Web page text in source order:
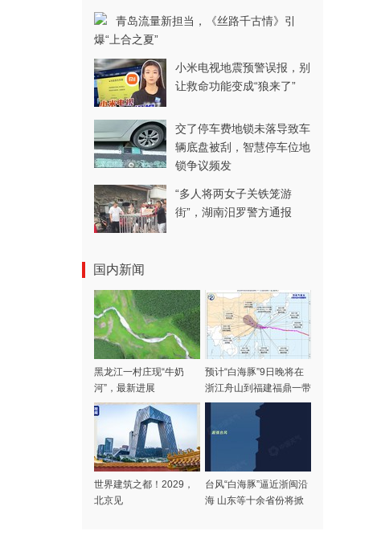
青岛流量新担当，《丝路千古情》引
爆“上合之夏”
小米电视地震预警误报，别
让救命功能变成“狼来了”
交了停车费地锁未落导致车
辆底盘被刮，智慧停车位地
锁争议频发
“多人将两女子关铁笼游
街”，湖南汨罗警方通报
国内新闻
黑龙江一村庄现“牛奶
河”，最新进展
预计“白海豚”9日晚将在
浙江舟山到福建福鼎一带
沿海登陆
世界建筑之都！2029，
北京见
台风“白海豚”逼近浙闽沿
海 山东等十余省份将掀